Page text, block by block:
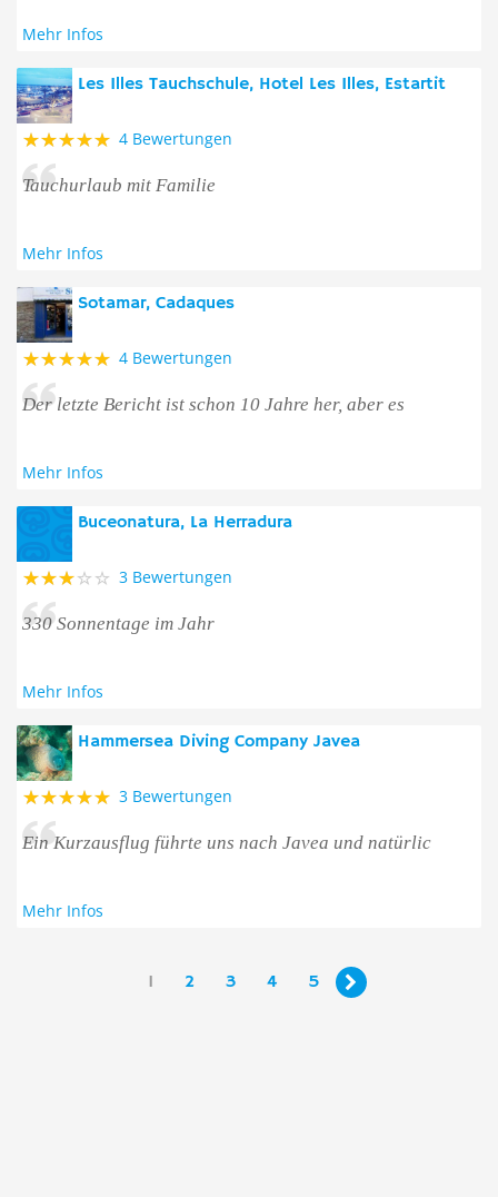
Mehr Infos
Les Illes Tauchschule, Hotel Les Illes, Estartit
4 Bewertungen
Tauchurlaub mit Familie
Mehr Infos
Sotamar, Cadaques
4 Bewertungen
Der letzte Bericht ist schon 10 Jahre her, aber es
Mehr Infos
Buceonatura, La Herradura
3 Bewertungen
330 Sonnentage im Jahr
Mehr Infos
Hammersea Diving Company Javea
3 Bewertungen
Ein Kurzausflug führte uns nach Javea und natürlic
Mehr Infos
1 2 3 4 5 